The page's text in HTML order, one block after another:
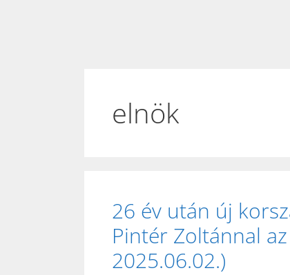
elnök
26 év után új
Pintér Zoltánnal
2025.06.02.)